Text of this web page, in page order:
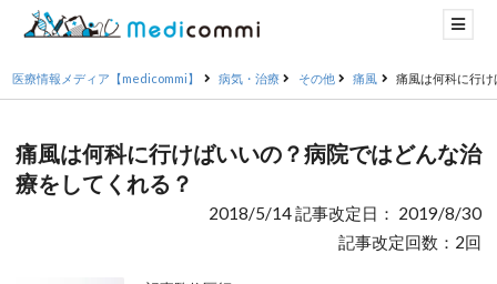
医療情報メディア【medicommi】 病気・治療 その他 痛風 痛風は何科に行
痛風は何科に行けばいいの？病院ではどんな治
療をしてくれる？
2018/5/14 記事改定日： 2019/8/30
記事改定回数：2回